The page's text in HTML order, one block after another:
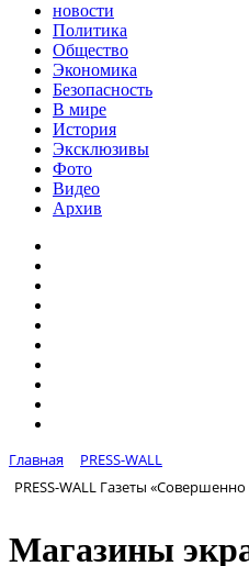
новости
Политика
Общество
Экономика
Безопасность
В мире
История
Эксклюзивы
Фото
Видео
Архив
Главная
PRESS-WALL
PRESS-WALL Газеты
Магазины